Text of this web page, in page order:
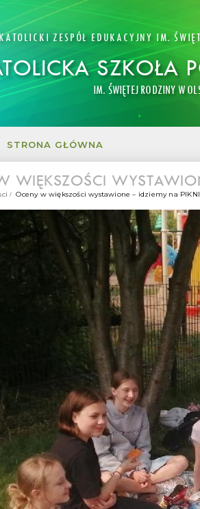
ZESPÓŁ EDUKACYJNY IM.
SZKOŁA
IM. ŚWIĘTEJ RODZINY W
STRONA GŁÓWNA
WIĘKSZOŚCI
Oceny w większości wystawione – idziemy na